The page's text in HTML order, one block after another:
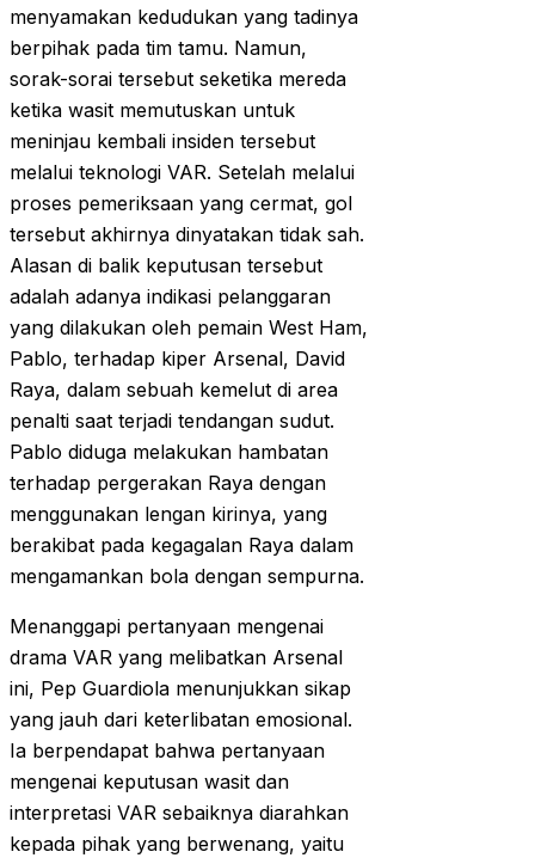
menyamakan kedudukan yang tadinya
berpihak pada tim tamu. Namun,
sorak-sorai tersebut seketika mereda
ketika wasit memutuskan untuk
meninjau kembali insiden tersebut
melalui teknologi VAR. Setelah melalui
proses pemeriksaan yang cermat, gol
tersebut akhirnya dinyatakan tidak sah.
Alasan di balik keputusan tersebut
adalah adanya indikasi pelanggaran
yang dilakukan oleh pemain West Ham,
Pablo, terhadap kiper Arsenal, David
Raya, dalam sebuah kemelut di area
penalti saat terjadi tendangan sudut.
Pablo diduga melakukan hambatan
terhadap pergerakan Raya dengan
menggunakan lengan kirinya, yang
berakibat pada kegagalan Raya dalam
mengamankan bola dengan sempurna.
Menanggapi pertanyaan mengenai
drama VAR yang melibatkan Arsenal
ini, Pep Guardiola menunjukkan sikap
yang jauh dari keterlibatan emosional.
Ia berpendapat bahwa pertanyaan
mengenai keputusan wasit dan
interpretasi VAR sebaiknya diarahkan
kepada pihak yang berwenang, yaitu